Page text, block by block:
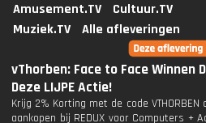
Amusement.TV
Cultuur.TV
Muziek.TV
Alle afleveringen
vThorben: Face to Face Winnen
Deze LIJPE Actie!
Krijg 2% Korting met de code VTHORBEN
aankopen bij REDUX voor Computers +